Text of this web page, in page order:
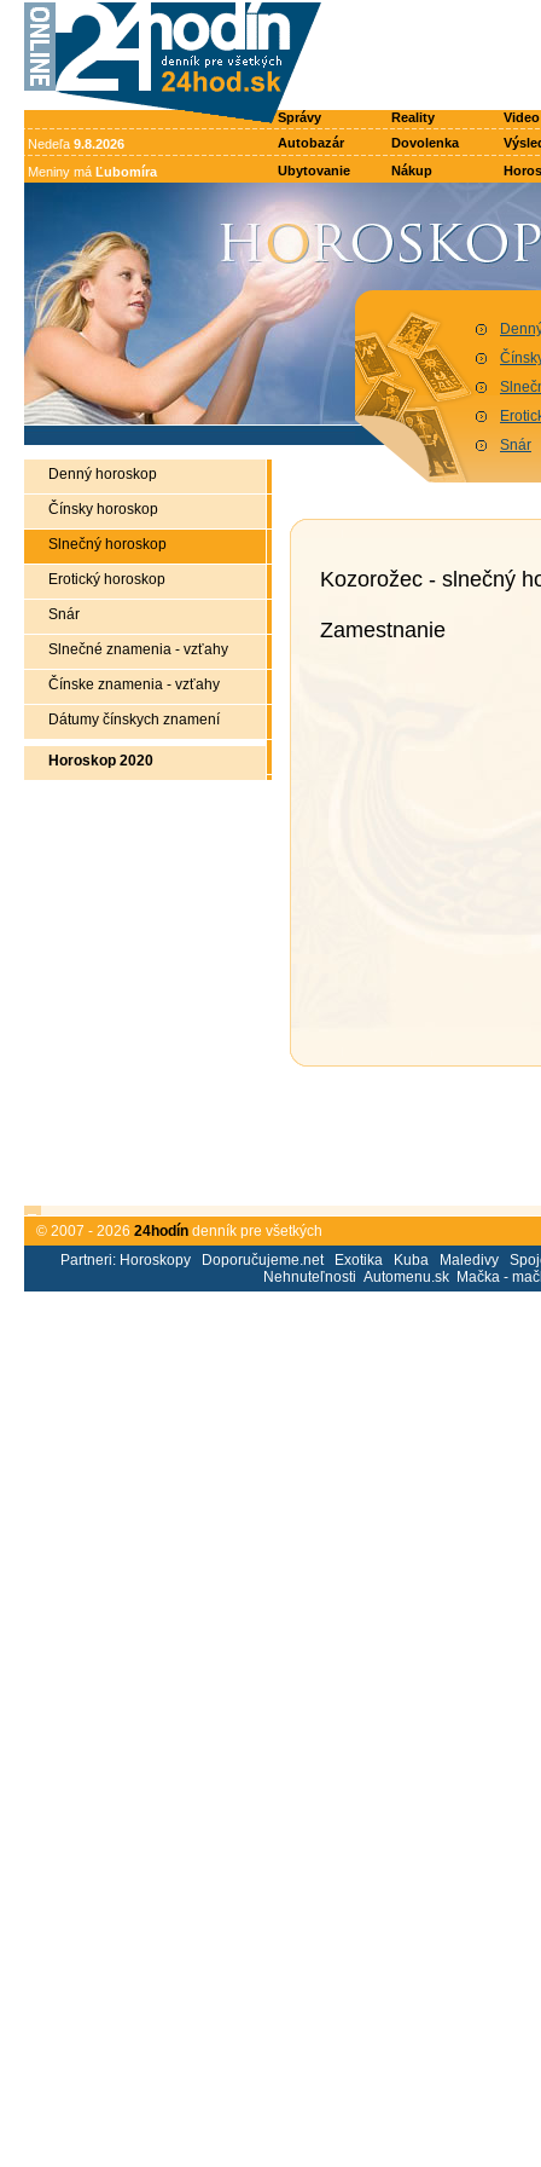
Správy Reality
Video
Nedeľa 9.8.2026 Autobazár Dovolenka
Meniny má Ľubomíra Ubytovanie Nákup
Snár
Denný horoskop
Čínsky horoskop
Slnečný horoskop
Erotický horoskop
Snár
Slnečné znamenia - vzťahy
Čínske znamenia - vzťahy
Dátumy čínskych znamení
Horoskop 2020
Kozorožec - slnečný
Zamestnanie
© 2007 - 2026 24hodín denník pre všetkých
Partneri: Horoskopy Doporučujeme.net Exotika Kuba Maledivy
Nehnuteľnosti Automenu.sk Mačka -